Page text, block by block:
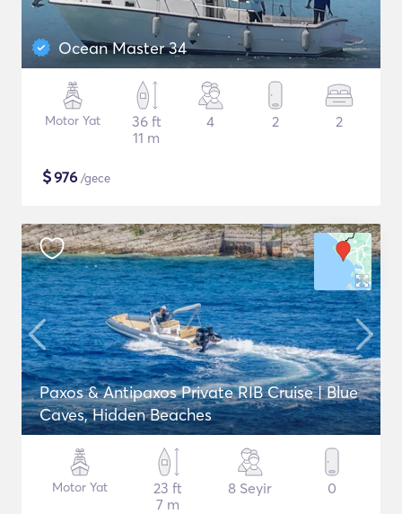
Ocean Master 34
Motor Yat
36 ft
11 m
4 2 2
$976 /gece
Paxos & Antipaxos Private RIB Cruise | Blue
Caves, Hidden Beaches
Motor Yat
23 ft
7 m
8 Seyir 0